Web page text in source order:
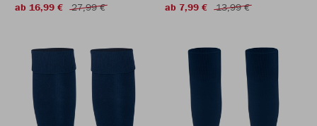
ab 16,99 €
27,99 €
ab 7,99 €
13,99 €